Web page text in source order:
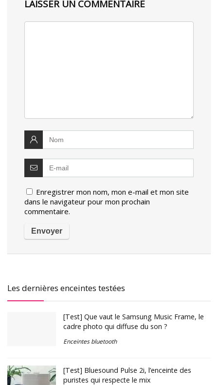
LAISSER UN COMMENTAIRE
Enregistrer mon nom, mon e-mail et mon site
dans le navigateur pour mon prochain
commentaire.
Les dernières enceintes testées
[Test] Que vaut le Samsung Music Frame, le
cadre photo qui diffuse du son ?
Enceintes bluetooth
[Test] Bluesound Pulse 2i, l’enceinte des
puristes qui respecte le mix